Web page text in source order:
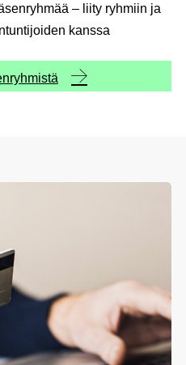
– liity ryhmiin ja
kanssa